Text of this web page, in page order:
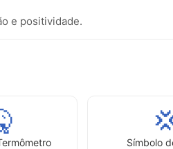
e positividade.
Símbolo